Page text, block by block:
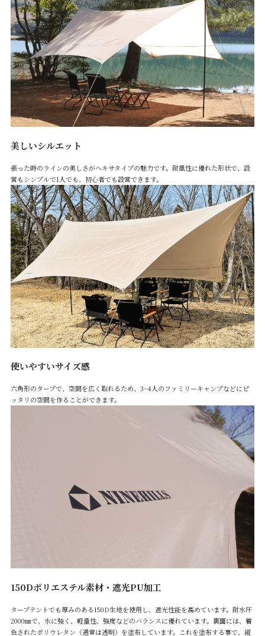
美しいシルエット
張った時のラインの美しさがヘキサタイプの魅力です。耐風性に優れた形状で、設
営もシンプルで1人でも、初心者でも設営できます。
使いやすいサイズ感
六角形のタープで、空間を広く取れるため、3~4人のファミリーキャンプなどにピ
ッタリの空間を作ることができます。
150Dポリエステル素材・遮光PU加工
タープテントでも厚みのある150D生地を使用し、遮光性能を高めています。耐水圧
2000㎜で、水に強く、軽量性、強度などのバランスに優れています。裏面には、着
色されたポリウレタン（通常は透明）を塗布しています。これを塗布する事で、縦